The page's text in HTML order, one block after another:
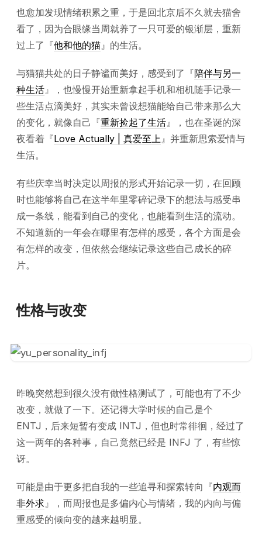
也愈加发现情绪积累之重，于是回北京后不久就去猫舍
看了，因为合眼缘当周就养了一只可爱的银渐层，重新
过上了『他和他的猫』的生活。
与猫猫共处的日子静谧而美好，感受到了『陪伴与另一
种生活』，也慢慢开始重新拿起手机和相机随手记录一
些生活点滴美好，其实未曾设想猫能给自己带来那么大
的变化，就像自己『重新捡起了生活』，也在圣诞的深
夜看着『Love Actually | 真爱至上』并重新思索爱情与
生活。
有些庆幸当时决定以周报的形式开始记录一切，在回顾
时也能够将自己在这半年里零碎记录下的想法与感受串
成一条线，能看到自己的变化，也能看到生活的流动。
不知道新的一年会在哪里有怎样的感受，各个方面是会
有怎样的改变，但依然会继续记录这些自己成长的碎
片。
性格与改变
昨晚突然想到很久没有做性格测试了，可能也有了不少
改变，就做了一下。还记得大学时候的自己是个
ENTJ，后来短暂有变成 INTJ，但也时常徘徊，经过了
这一两年的各种事，自己竟然已经是 INFJ 了，有些惊
讶。
可能是由于更多把自我的一些追寻和探索转向『内观而
非外求』，而周报也是多偏内心与情绪，我的内向与偏
重感受的倾向变的越来越明显。